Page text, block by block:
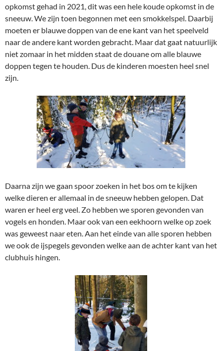
opkomst gehad in 2021, dit was een hele koude opkomst in de
sneeuw. We zijn toen begonnen met een smokkelspel. Daarbij
moeten er blauwe doppen van de ene kant van het speelveld
naar de andere kant worden gebracht. Maar dat gaat natuurlijk
niet zomaar in het midden staat de douane om alle blauwe
doppen tegen te houden. Dus de kinderen moesten heel snel
zijn.
Daarna zijn we gaan spoor zoeken in het bos om te kijken
welke dieren er allemaal in de sneeuw hebben gelopen. Dat
waren er heel erg veel. Zo hebben we sporen gevonden van
vogels en honden. Maar ook van een eekhoorn welke op zoek
was geweest naar eten. Aan het einde van alle sporen hebben
we ook de ijspegels gevonden welke aan de achter kant van het
clubhuis hingen.